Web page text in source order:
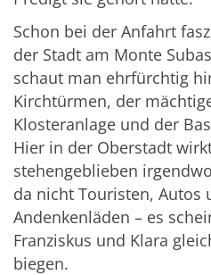
Schon bei der Anfahrt
der Stadt am Monte
schaut man ehrfürchtig
Kirchtürmen, der
Klosteranlage und der
Hier in der Oberstadt
stehengeblieben
da nicht Touristen, Autos
Andenkenläden – es
Franziskus und Klara
biegen.